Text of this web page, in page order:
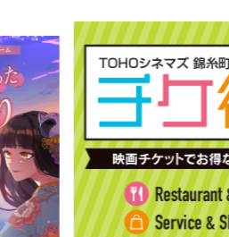
ニュース
レストラン・カフェ
TAX FREE
PARCOメンバーズ
한국어
ภาษาไทย
日本語